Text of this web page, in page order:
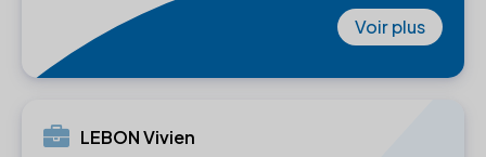
Voir plus
LEBON Vivien